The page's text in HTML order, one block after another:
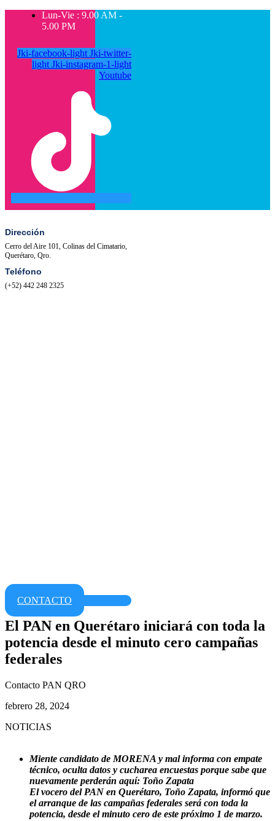
Lun-Vie : 9.00 AM -
5.00 PM
Jki-facebook-light Jki-twitter-
light Jki-instagram-1-light
Youtube
Dirección
Cerro del Aire 101, Colinas del Cimatario,
Querétaro, Qro.
Teléfono
(+52) 442 248 2325
CONTACTO
El PAN en Querétaro iniciará con toda la
potencia desde el minuto cero campañas
federales
Contacto PAN QRO
febrero 28, 2024
NOTICIAS
Miente candidato de MORENA y mal informa con empate
técnico, oculta datos y cucharea encuestas porque sabe que
nuevamente perderán aquí: Toño Zapata
El vocero del PAN en Querétaro, Toño Zapata, informó que
el arranque de las campañas federales será con toda la
potencia, desde el minuto cero de este próximo 1 de marzo.